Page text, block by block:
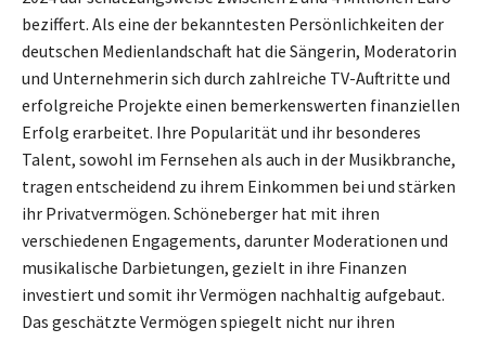
beziffert. Als eine der bekanntesten Persönlichkeiten der
deutschen Medienlandschaft hat die Sängerin, Moderatorin
und Unternehmerin sich durch zahlreiche TV-Auftritte und
erfolgreiche Projekte einen bemerkenswerten finanziellen
Erfolg erarbeitet. Ihre Popularität und ihr besonderes
Talent, sowohl im Fernsehen als auch in der Musikbranche,
tragen entscheidend zu ihrem Einkommen bei und stärken
ihr Privatvermögen. Schöneberger hat mit ihren
verschiedenen Engagements, darunter Moderationen und
musikalische Darbietungen, gezielt in ihre Finanzen
investiert und somit ihr Vermögen nachhaltig aufgebaut.
Das geschätzte Vermögen spiegelt nicht nur ihren